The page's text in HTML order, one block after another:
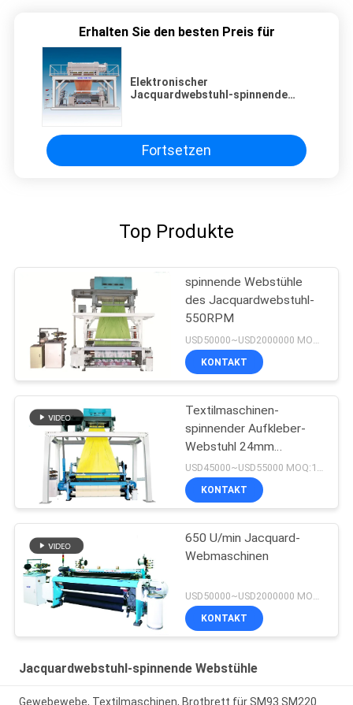
Erhalten Sie den besten Preis für
Elektronischer
Jacquardwebstuhl-spinnende
Fortsetzen
Top Produkte
spinnende Webstühle
des Jacquardwebstuhl-
550RPM
KONTAKT
Textilmaschinen-
spinnender Aufkleber-
Webstuhl 24mm
550RPM mit
Hochgeschwindigkeitsrapier-
Maschine
USD45000~USD55000 MOQ:1set
KONTAKT
650 U/min Jacquard-
Webmaschinen
USD50000~USD2000000 MOQ:1 Satz
KONTAKT
Jacquardwebstuhl-spinnende Webstühle
Gewebewebe, Textilmaschinen, Brotbrett für SM93 SM220